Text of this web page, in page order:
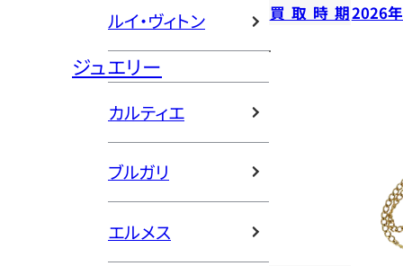
ルイ・ヴィトン
ジュエリー
カルティエ
ブルガリ
エルメス
買取時期2026